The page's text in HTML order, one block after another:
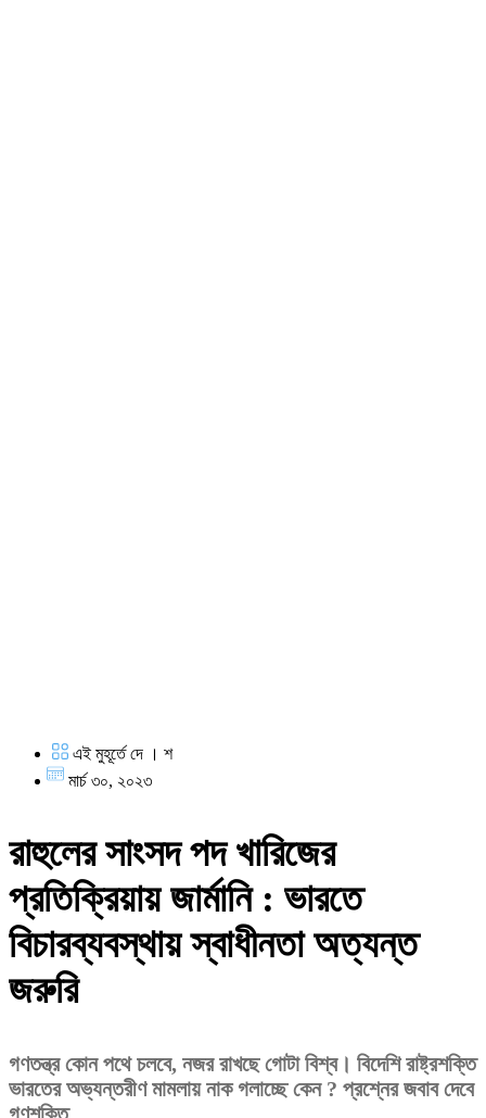
এই মুহূর্তে দে । শ
মার্চ ৩০, ২০২৩
রাহুলের সাংসদ পদ খারিজের
প্রতিক্রিয়ায় জার্মানি : ভারতে
বিচারব্যবস্থায় স্বাধীনতা অত্যন্ত
জরুরি
গণতন্ত্র কোন পথে চলবে, নজর রাখছে গোটা বিশ্ব। বিদেশি রাষ্ট্রশক্তি
ভারতের অভ্যন্তরীণ মামলায় নাক গলাচ্ছে কেন ? প্রশ্নের জবাব দেবে
গণশক্তি